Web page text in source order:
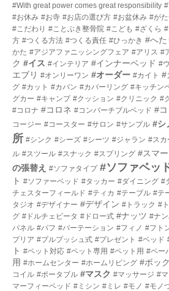
#With great power comes great responsibility
#お休み #お寺 #お店の選び方 #お盆休み #が
#こだわり #ことぶき整骨院 #こども #ざくら
方 #つくる方法 #つくる責任 #ひっかき #へた
かた #アジアファニッシングフェア #アリス #
ク #イス #インテリア #インナーベッド #
エブリ #オンリーワン #オーダー #カイト #
グ #カット #カバン #カバーリング #キッチン
グカー #キャンプ #クッション #クリニック #
#コロナ #コロネ #コンバーチブルベッド #コ
コージー #コースター #サロン #サンプル #シ
所 #シンク #シーズ #シーツ #ジャラン #スカ
ル #スツール #スナック #スプリング #スマ
の張替え #ソファタイプ #ソファベッ
ト #ソファーベッド #タッカー #ダイニング #
チェスターフィールド #ティカ #テーブル #テ
タジオ #デザイナー #デザイン #トラック #
グ #ドルチェビータ #ドロー式 #ナッツ #ナ
パネル #パフ #パーテーション #フィノ #フト
プリア #プルプッシュ式 #プレゼント #ベッド
ト #ペット対応 #ペット専用 #ペット用 #ペー
用 #ホームセンター #ホームリビング #ボッ
コイル #ポータブル #マスク #マッサージ #
マーフィーベッド #ミシン #ミレ #モノ #モノ